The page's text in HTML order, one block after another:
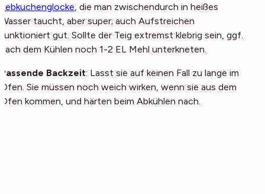
Lebkuchenglocke , die man zwischendurch in heißes
Wasser taucht, aber super; auch Aufstreichen
funktioniert gut. Sollte der Teig extremst klebrig sein, ggf.
nach dem Kühlen noch 1-2 EL Mehl unterkneten.
Passende Backzeit: Lasst sie auf keinen Fall zu lange im
Ofen. Sie müssen noch weich wirken, wenn sie aus dem
Ofen kommen, und härten beim Abkühlen nach.